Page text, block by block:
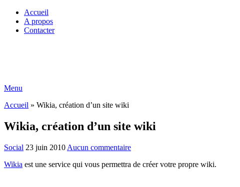
Accueil
A propos
Contacter
Menu
Accueil » Wikia, création d’un site wiki
Wikia, création d’un site wiki
Social 23 juin 2010 Aucun commentaire
Wikia est une service qui vous permettra de créer votre propre wiki.